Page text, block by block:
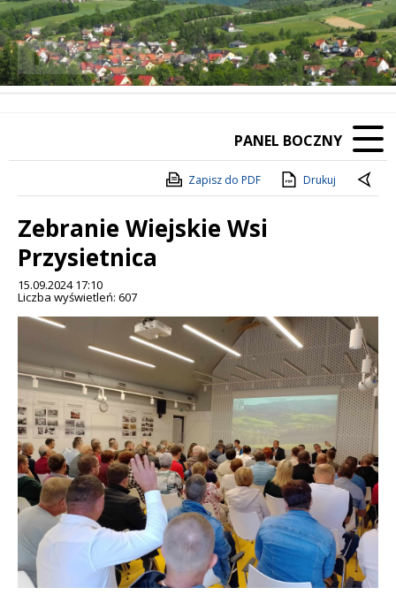
Poprzedni Element
Następny Element
❚❚
PANEL BOCZNY
Zapisz do PDF Drukuj
Zebranie Wiejskie Wsi
Przysietnica
15.09.2024 17:10
Liczba wyświetleń: 607